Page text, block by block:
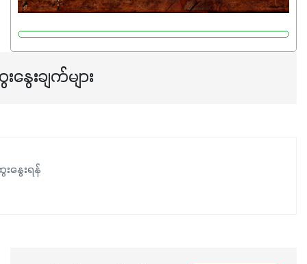
လုပ်ငန်းစဉ်များကိုလည်း အားပေးပါတယ်။ လုံလောက်တဲ့
Potassium 8%က အပင်ရဲ့ ရောဂါဒဏ်၊ရာသီဥတုဒဏ်ခံနိုင်ရည်
အရသာ ပိုမိုကောင်းမွန်စေဖို့အတွက် လိုအပ်တဲ့အာဟာရဓာတ်
ဖြစ်ပါတယ်။ ဟူးမစ်အက်စစ်ပါဝင်ပေါင်းစပ်ထားတဲ့အတွက်
နှံစားသီးနှံများ၊ပဲအမျိုးမျိုး၊ဟင်းသီးဟင်းရွက်နဲ့ ဥယျာဉ်ခြံသီးနှံ
အားလုံးမှာ အသုံးပြုနိုင်တယ်ဆိုတော့ တစ်မျိုးတည်းနဲ့ အားလုံး
နွေးချက်များ
နွေးရန်